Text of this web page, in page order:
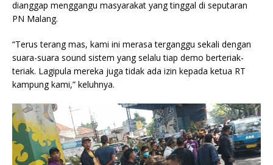
dianggap menggangu masyarakat yang tinggal di seputaran
PN Malang.
“Terus terang mas, kami ini merasa terganggu sekali dengan
suara-suara sound sistem yang selalu tiap demo berteriak-
teriak. Lagipula mereka juga tidak ada izin kepada ketua RT
kampung kami,” keluhnya.